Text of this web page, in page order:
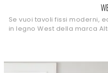
Se vuoi tavoli fissi moderni,
in legno West della marca